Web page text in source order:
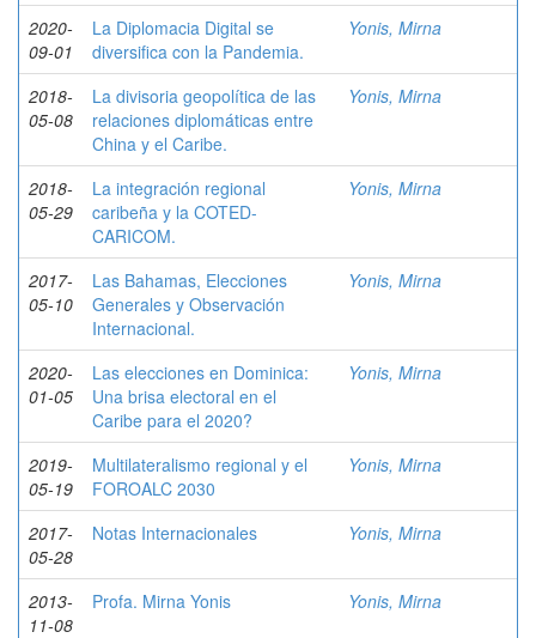
2020-
09-01
La Diplomacia Digital se
diversifica con la Pandemia.
Yonis, Mirna
2018-
05-08
La divisoria geopolítica de las
relaciones diplomáticas entre
China y el Caribe.
Yonis, Mirna
2018-
05-29
La integración regional
caribeña y la COTED-
CARICOM.
Yonis, Mirna
2017-
05-10
Las Bahamas, Elecciones
Generales y Observación
Internacional.
Yonis, Mirna
2020-
01-05
Las elecciones en Dominica:
Una brisa electoral en el
Caribe para el 2020?
Yonis, Mirna
2019-
05-19
Multilateralismo regional y el
FOROALC 2030
Yonis, Mirna
2017-
05-28
Notas Internacionales Yonis, Mirna
2013-
11-08
Profa. Mirna Yonis Yonis, Mirna